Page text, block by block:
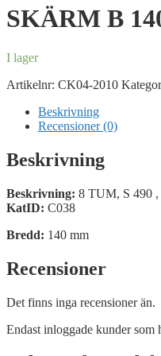
SKÄRM B
I lager
Artikelnr: CK04-2010
Beskrivning
Recensioner (0)
Beskrivning
Beskrivning: 8 TUM, S 490 ,
KatID: C038
Bredd: 140 mm
Recensioner
Det finns inga recensioner än.
Endast inloggade kunder som